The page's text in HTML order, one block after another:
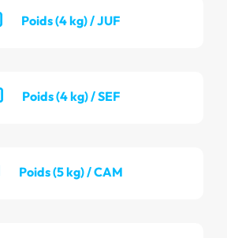
Poids (4 kg) / JUF
Poids (4 kg) / SEF
Poids (5 kg) / CAM